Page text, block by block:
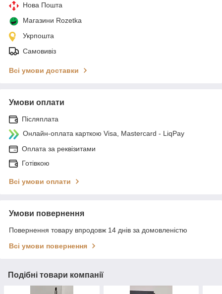
Нова Пошта
Магазини Rozetka
Укрпошта
Самовивіз
Всі умови доставки
Умови оплати
Післяплата
Онлайн-оплата карткою Visa, Mastercard - LiqPay
Оплата за реквізитами
Готівкою
Всі умови оплати
Умови повернення
Повернення товару впродовж 14 днів за домовленістю
Всі умови повернення
Подібні товари компанії